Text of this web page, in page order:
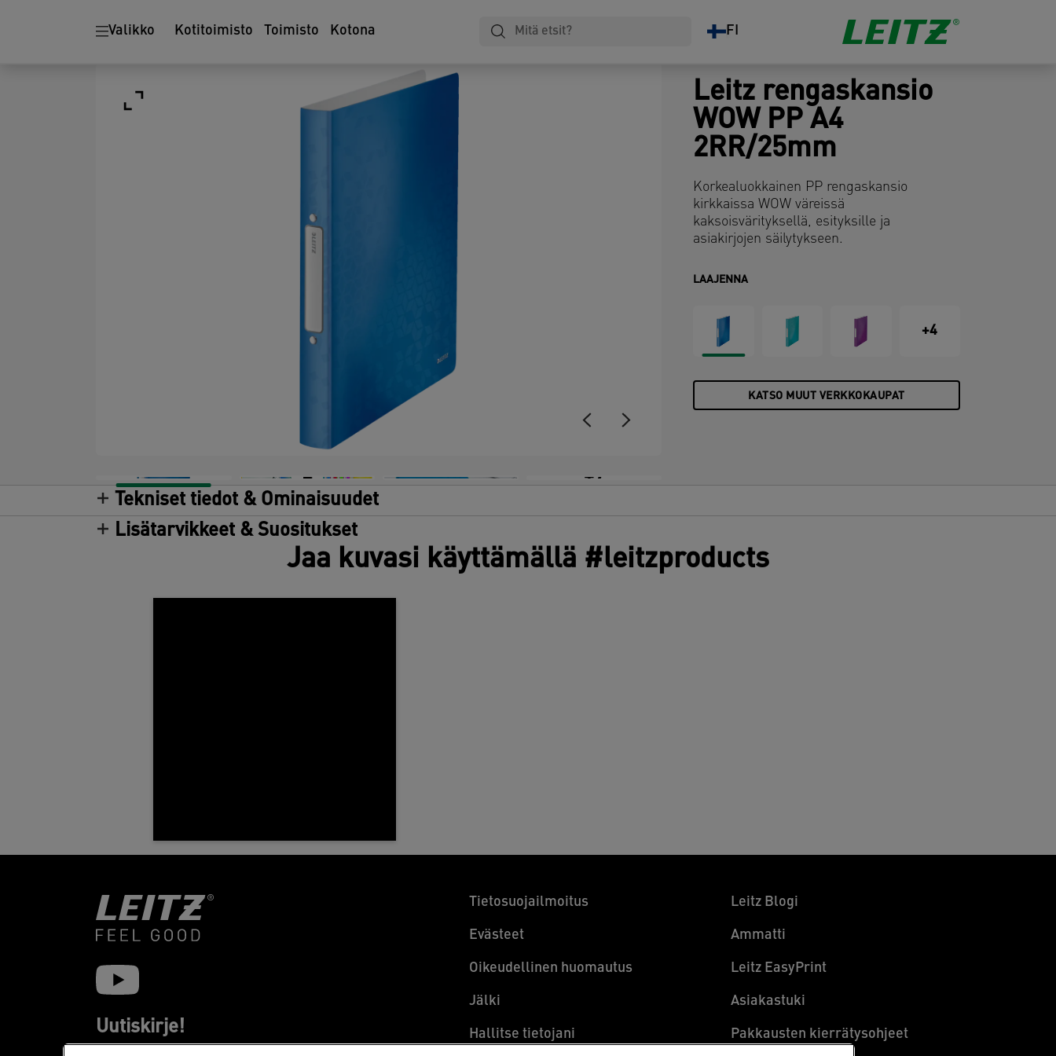
Valikko Kotitoimisto Toimisto Kotona FI
+7
Leitz rengaskansio
WOW PP A4
2RR/25mm
Korkealuokkainen PP rengaskansio
kirkkaissa WOW väreissä
kaksoisvärityksellä, esityksille ja
asiakirjojen säilytykseen.
LAAJENNA
+4
KATSO MUUT VERKKOKAUPAT
Tekniset tiedot & Ominaisuudet
Lisätarvikkeet & Suositukset
Jaa kuvasi käyttämällä #leitzproducts
Uutiskirje!
Tietosuojailmoitus
Evästeet
Oikeudellinen huomautus
Jälki
Hallitse tietojani
Leitz Blogi
Ammatti
Leitz EasyPrint
Asiakastuki
Pakkausten kierrätysohjeet